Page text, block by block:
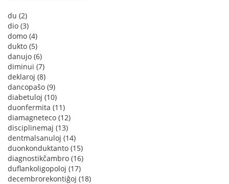
du (2)
dio (3)
domo (4)
dukto (5)
danujo (6)
diminui (7)
deklaroj (8)
dancopaŝo (9)
diabetuloj (10)
duonfermita (11)
diamagneteco (12)
disciplinemaj (13)
dentmalsanuloj (14)
duonkonduktanto (15)
diagnostikĉambro (16)
duflankoligopoloj (17)
decembrorekontiĝoj (18)